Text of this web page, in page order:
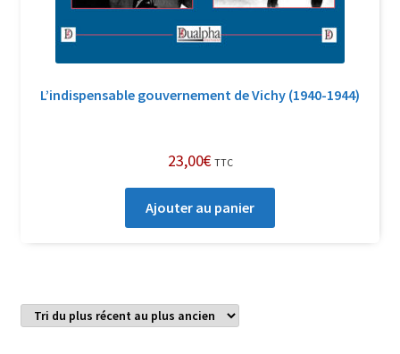
L’indispensable gouvernement de Vichy (1940-1944)
23,00€ TTC
Ajouter au panier